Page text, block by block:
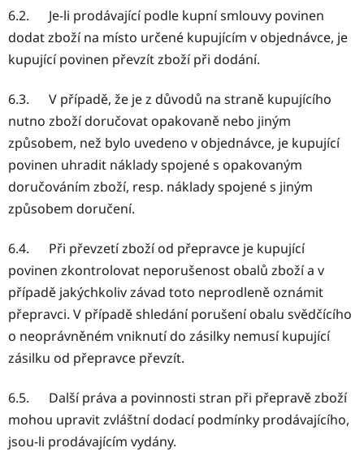
6.2. Je-li prodávající podle kupní smlouvy povinen
dodat zboží na místo určené kupujícím v objednávce, je
kupující povinen převzít zboží při dodání.
6.3. V případě, že je z důvodů na straně kupujícího
nutno zboží doručovat opakovaně nebo jiným
způsobem, než bylo uvedeno v objednávce, je kupující
povinen uhradit náklady spojené s opakovaným
doručováním zboží, resp. náklady spojené s jiným
způsobem doručení.
6.4. Při převzetí zboží od přepravce je kupující
povinen zkontrolovat neporušenost obalů zboží a v
případě jakýchkoliv závad toto neprodleně oznámit
přepravci. V případě shledání porušení obalu svědčícího
o neoprávněném vniknutí do zásilky nemusí kupující
zásilku od přepravce převzít.
6.5. Další práva a povinnosti stran při přepravě zboží
mohou upravit zvláštní dodací podmínky prodávajícího,
jsou-li prodávajícím vydány.